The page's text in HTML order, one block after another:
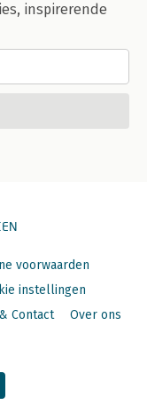
inspirerende
voorwaarden
instellingen
Contact Over ons